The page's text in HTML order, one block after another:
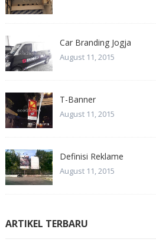
Car Branding Jogja
August 11, 2015
T-Banner
August 11, 2015
Definisi Reklame
August 11, 2015
ARTIKEL TERBARU